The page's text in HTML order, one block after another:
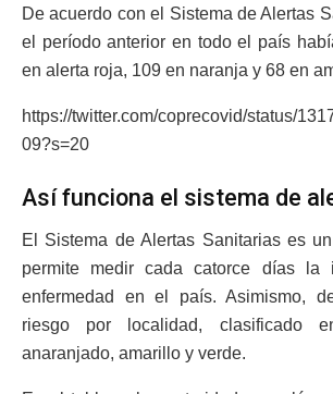
De acuerdo con el Sistema de Alertas
el período anterior en todo el país
en alerta roja, 109 en naranja y 68 en
https://twitter.com/coprecovid/status/
09?s=20
Así funciona el sistema de
El Sistema de Alertas Sanitarias es
permite medir cada catorce días la
enfermedad en el país. Asimismo,
riesgo por localidad, clasificado
anaranjado, amarillo y verde.